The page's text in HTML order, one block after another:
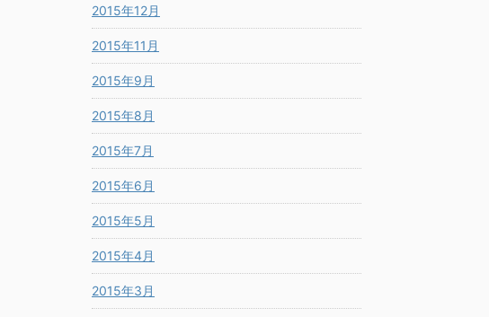
2015年12月
2015年11月
2015年9月
2015年8月
2015年7月
2015年6月
2015年5月
2015年4月
2015年3月